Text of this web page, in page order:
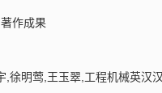
著作成果
徐明莺,王玉翠,工程机械英汉